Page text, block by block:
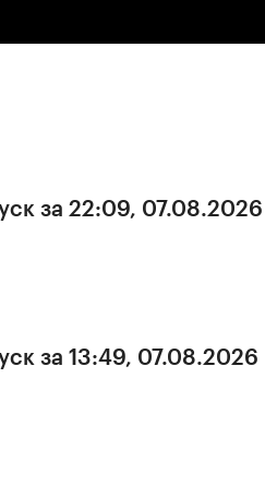
за 22:09, 07.08.2026
за 13:49, 07.08.2026